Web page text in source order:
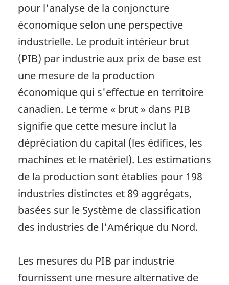
pour l'analyse de la conjoncture
économique selon une perspective
industrielle. Le produit intérieur brut
(PIB) par industrie aux prix de base est
une mesure de la production
économique qui s'effectue en territoire
canadien. Le terme « brut » dans PIB
signifie que cette mesure inclut la
dépréciation du capital (les édifices, les
machines et le matériel). Les estimations
de la production sont établies pour 198
industries distinctes et 89 aggrégats,
basées sur le Système de classification
des industries de l'Amérique du Nord.
Les mesures du PIB par industrie
fournissent une mesure alternative de